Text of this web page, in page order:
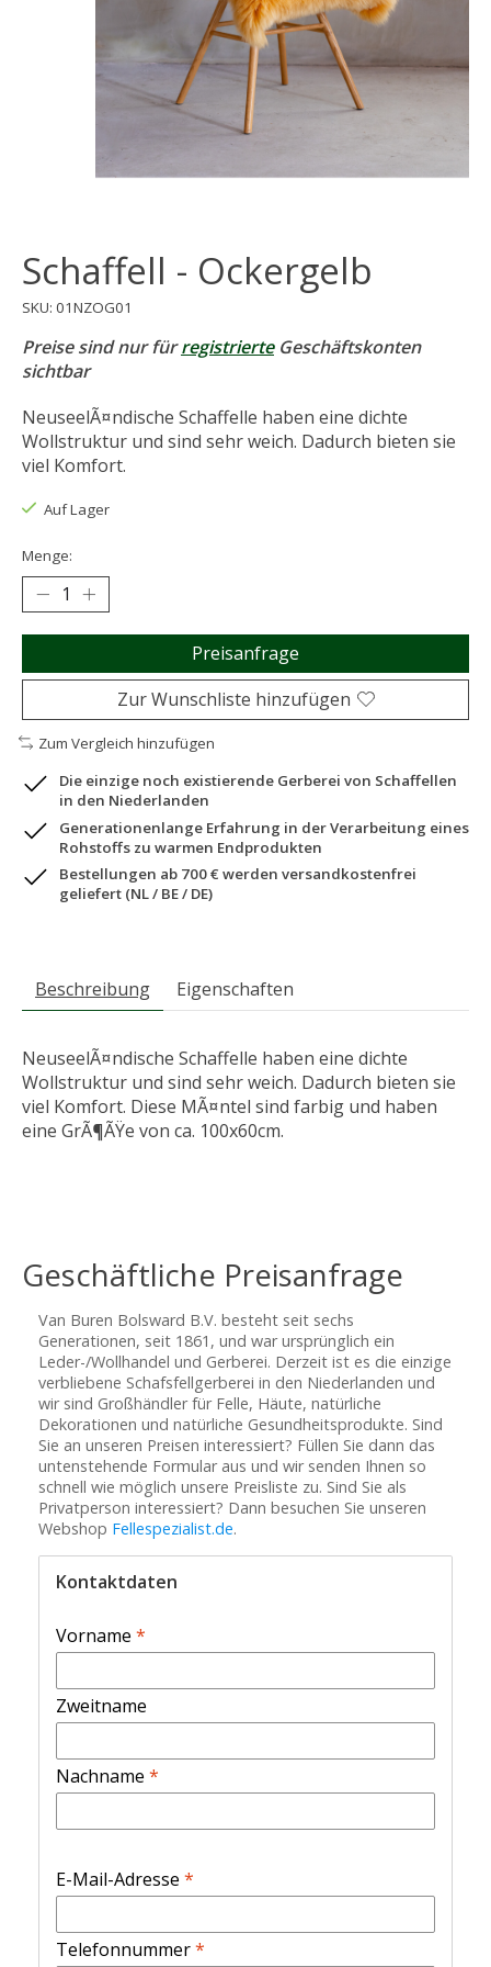
Schaffell - Ockergelb
SKU: 01NZOG01
Preise sind nur fürregistrierteGeschäftskonten
sichtbar
NeuseelÃ¤ndische Schaffelle haben eine dichte
Wollstruktur und sind sehr weich. Dadurch bieten sie
viel Komfort.
Auf Lager
Menge:
Preisanfrage
Zur Wunschliste hinzufügen
Zum Vergleich hinzufügen
Die einzige noch existierende Gerberei von Schaffellen
in den Niederlanden
Generationenlange Erfahrung in der Verarbeitung eines
Rohstoffs zu warmen Endprodukten
Bestellungen ab 700 € werden versandkostenfrei
geliefert (NL / BE / DE)
Beschreibung Eigenschaften
NeuseelÃ¤ndische Schaffelle haben eine dichte
Wollstruktur und sind sehr weich. Dadurch bieten sie
viel Komfort. Diese MÃ¤ntel sind farbig und haben
eine GrÃ¶ÃŸe von ca. 100x60cm.
Geschäftliche Preisanfrage
Van Buren Bolsward B.V. besteht seit sechs
Generationen, seit 1861, und war ursprünglich ein
Leder-/Wollhandel und Gerberei. Derzeit ist es die einzige
verbliebene Schafsfellgerberei in den Niederlanden und
wir sind Großhändler für Felle, Häute, natürliche
Dekorationen und natürliche Gesundheitsprodukte. Sind
Sie an unseren Preisen interessiert? Füllen Sie dann das
untenstehende Formular aus und wir senden Ihnen so
schnell wie möglich unsere Preisliste zu. Sind Sie als
Privatperson interessiert? Dann besuchen Sie unseren
Webshop Fellespezialist.de.
Kontaktdaten
Vorname *
Zweitname
Nachname *
E-Mail-Adresse *
Telefonnummer*